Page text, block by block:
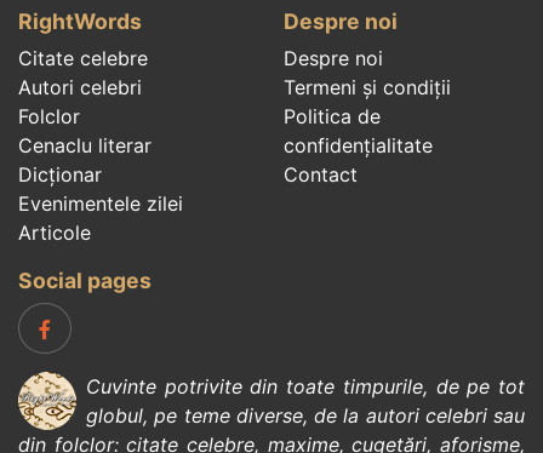
RightWords
Citate celebre
Autori celebri
Folclor
Cenaclu literar
Dicționar
Evenimentele zilei
Articole
Despre noi
Despre noi
Termeni și condiții
Politica de
confidenţialitate
Contact
Social pages
Cuvinte potrivite din toate timpurile, de pe tot
globul, pe teme diverse, de la autori celebrisau
din folclor:citate celebre, maxime,cugetări,aforisme,